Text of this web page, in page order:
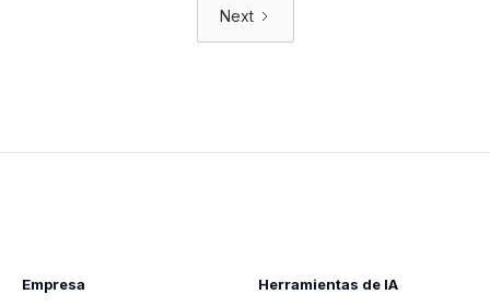
Next
Empresa Herramientas de IA